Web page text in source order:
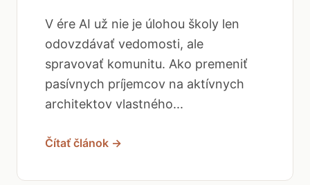
V ére AI už nie je úlohou školy len
odovzdávať vedomosti, ale
spravovať komunitu. Ako premeniť
pasívnych príjemcov na aktívnych
architektov vlastného...
Čítať článok →